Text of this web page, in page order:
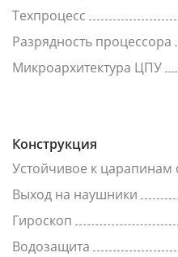
Техпроцесс
Разрядность процессора
Микроархитектура ЦПУ
Конструкция
Устойчивое к царапинам
Выход на наушники
Гироскоп
Водозащита